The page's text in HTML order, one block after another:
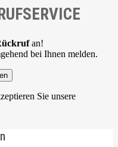
an!
bei Ihnen melden.
Sie unsere